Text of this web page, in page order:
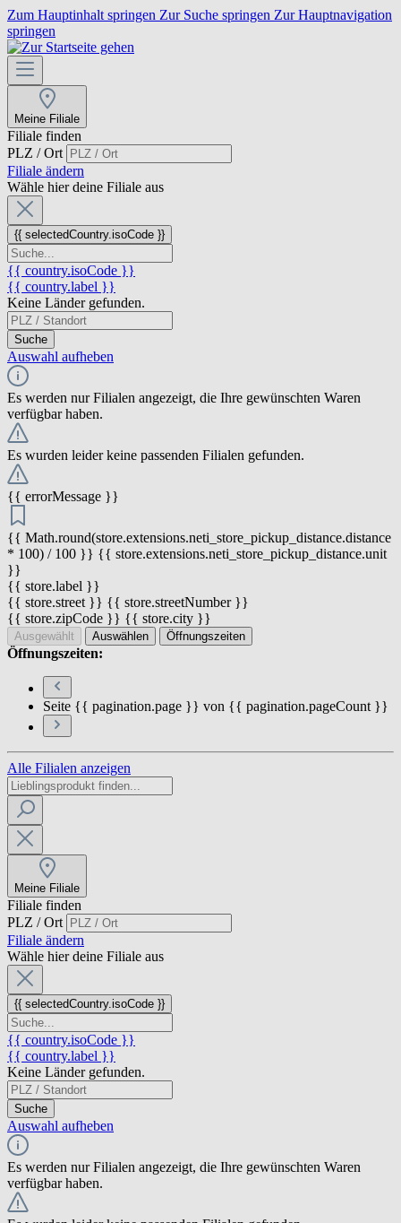
Zum Hauptinhalt springen Zur Suche springen Zur Hauptnavigation
springen
Meine Filiale
Filiale finden
PLZ / Ort
Filiale ändern
Wähle hier deine Filiale aus
{{ selectedCountry.isoCode }}
{{ country.isoCode }}
{{ country.label }}
Keine Länder gefunden.
Suche
Auswahl aufheben
Es werden nur Filialen angezeigt, die Ihre gewünschten Waren
verfügbar haben.
Es wurden leider keine passenden Filialen gefunden.
{{ errorMessage }}
{{ Math.round(store.extensions.neti_store_pickup_distance.distance
* 100) / 100 }} {{ store.extensions.neti_store_pickup_distance.unit
}}
{{ store.label }}
{{ store.street }} {{ store.streetNumber }}
{{ store.zipCode }} {{ store.city }}
Ausgewählt Auswählen Öffnungszeiten
Öffnungszeiten:
Seite {{ pagination.page }} von {{ pagination.pageCount }}
Alle Filialen anzeigen
Meine Filiale
Filiale finden
PLZ / Ort
Filiale ändern
Wähle hier deine Filiale aus
{{ selectedCountry.isoCode }}
{{ country.isoCode }}
{{ country.label }}
Keine Länder gefunden.
Suche
Auswahl aufheben
Es werden nur Filialen angezeigt, die Ihre gewünschten Waren
verfügbar haben.